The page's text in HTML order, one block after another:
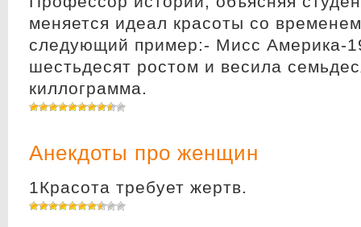
меняется идеал красоты со
следующий пример:- Мисс Америка-
шестьдесят ростом и весила
киллограмма.
Анекдоты про женщин
1Красота требует жертв.